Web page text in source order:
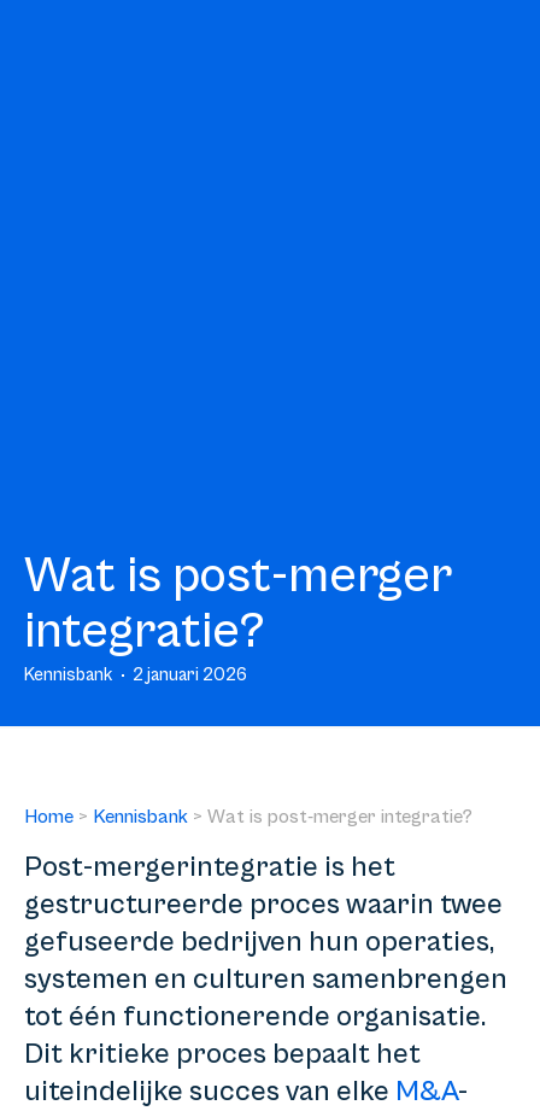
Wat is post-merger
integratie?
Kennisbank 2 januari 2026
Home > Kennisbank > Wat is post-merger integratie?
Post-mergerintegratie is het
gestructureerde proces waarin twee
gefuseerde bedrijven hun operaties,
systemen en culturen samenbrengen
tot één functionerende organisatie.
Dit kritieke proces bepaalt het
uiteindelijke succes van elke M&A-